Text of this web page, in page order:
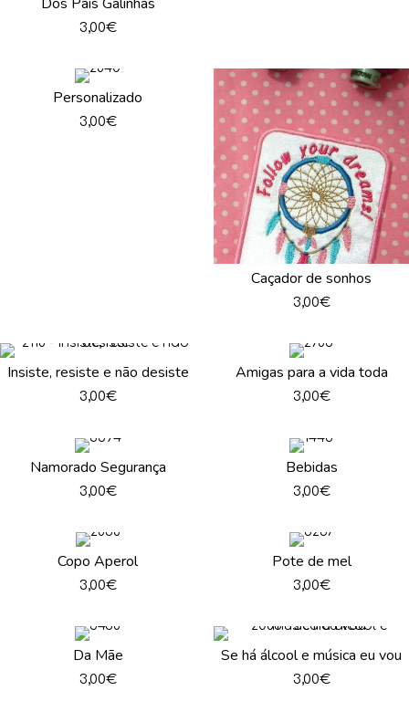
3,00€
Personalizado
3,00€
Caçador de sonhos
3,00€
Insiste, resiste e não desiste
3,00€
Amigas para a vida toda
3,00€
Namorado Segurança
3,00€
Bebidas
3,00€
Copo Aperol
3,00€
Pote de mel
3,00€
Da Mãe
3,00€
Se há álcool e música eu vou
3,00€